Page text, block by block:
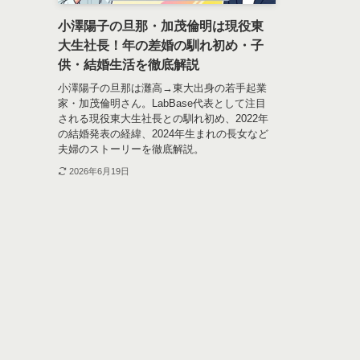
小澤陽子の旦那・加茂倫明は現役東
大生社長！年の差婚の馴れ初め・子
供・結婚生活を徹底解説
小澤陽子の旦那は灘高→東大出身の若手起業
家・加茂倫明さん。LabBase代表として注目
される現役東大生社長との馴れ初め、2022年
の結婚発表の経緯、2024年生まれの長女など
夫婦のストーリーを徹底解説。
2026年6月19日